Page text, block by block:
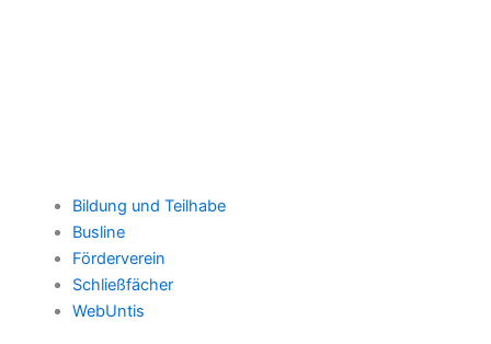
Bildung und Teilhabe
Busline
Förderverein
Schließfächer
WebUntis